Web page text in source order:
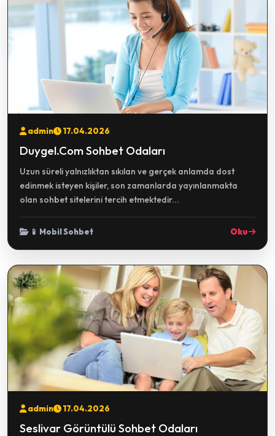
admin 17.04.2026
Duygel.Com Sohbet Odaları
Uzun süreli yalnızlıktan sıkılan ve gerçek anlamda dost
edinmek isteyen kişiler, son zamanlarda yayınlanmakta
olan sohbet sitelerini tercih etmektedir...
📱 Mobil Sohbet Oku
admin 17.04.2026
Seslivar Görüntülü Sohbet Odaları